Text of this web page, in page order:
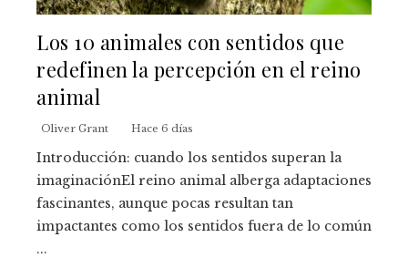
Los 10 animales con sentidos que
redefinen la percepción en el reino
animal
Oliver Grant Hace 6 días
Introducción: cuando los sentidos superan la
imaginaciónEl reino animal alberga adaptaciones
fascinantes, aunque pocas resultan tan
impactantes como los sentidos fuera de lo común
...